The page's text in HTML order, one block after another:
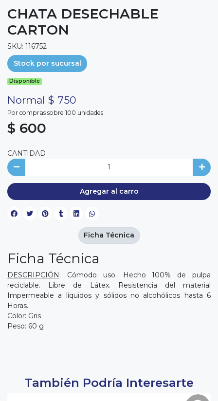
CHATA DESECHABLE
CARTON
SKU: 116752
Stock por sucursal
Disponible
Normal $ 750
Por compras sobre 100 unidades
$ 600
CANTIDAD
Agregar al carro
Ficha Técnica
DESCRIPCIÓN: Cómodo uso. Hecho 100% de pulpa
reciclable. Libre de Látex. Resistencia del material
Impermeable a líquidos y sólidos no alcohólicos hasta 6
Horas.
Color: Gris
Peso: 60 g
Ficha Técnica
También Podría Interesarte